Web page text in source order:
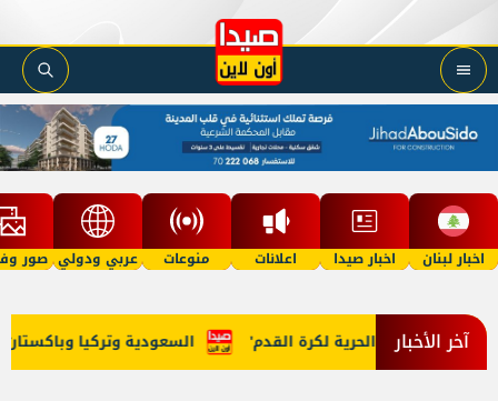
اخبار لبنان اخبار صيدا اعلانات منوعات عربي ودولي صور
آخر الأخبار السعودية وتركيا وباكستان توقع نادي الحرية لكرة القدم'